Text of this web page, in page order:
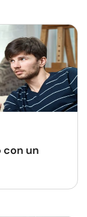
con un